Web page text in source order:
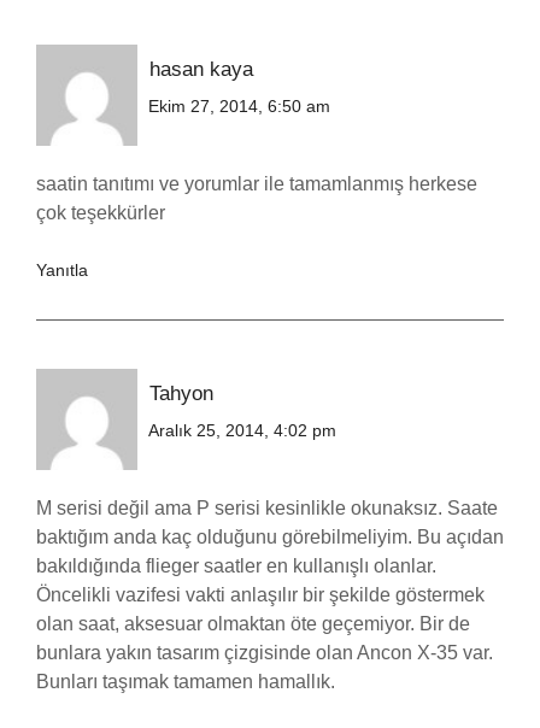
hasan kaya
Ekim 27, 2014, 6:50 am
saatin tanıtımı ve yorumlar ile tamamlanmış herkese
çok teşekkürler
Yanıtla
Tahyon
Aralık 25, 2014, 4:02 pm
M serisi değil ama P serisi kesinlikle okunaksız. Saate
baktığım anda kaç olduğunu görebilmeliyim. Bu açıdan
bakıldığında flieger saatler en kullanışlı olanlar.
Öncelikli vazifesi vakti anlaşılır bir şekilde göstermek
olan saat, aksesuar olmaktan öte geçemiyor. Bir de
bunlara yakın tasarım çizgisinde olan Ancon X-35 var.
Bunları taşımak tamamen hamallık.